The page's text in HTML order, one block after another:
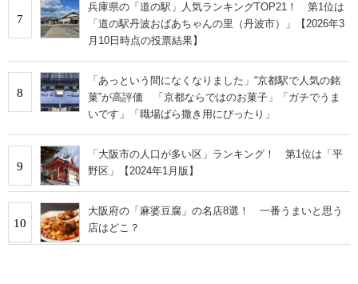
7
兵庫県の「道の駅」人気ランキングTOP21！ 第1位は
「道の駅丹波おばあちゃんの里（丹波市）」【2026年3
月10日時点の投票結果】
8
「あっという間になくなりました」“京都駅で人気の銘
菓”が高評価 「京都ならではのお菓子」「ガチでうま
いです」「職場ばら撒き用にぴったり」
9
「大阪市の人口が多い区」ランキング！ 第1位は「平
野区」【2024年1月版】
10
大阪府の「麻婆豆腐」の名店8選！ 一番うまいと思う
店はどこ？